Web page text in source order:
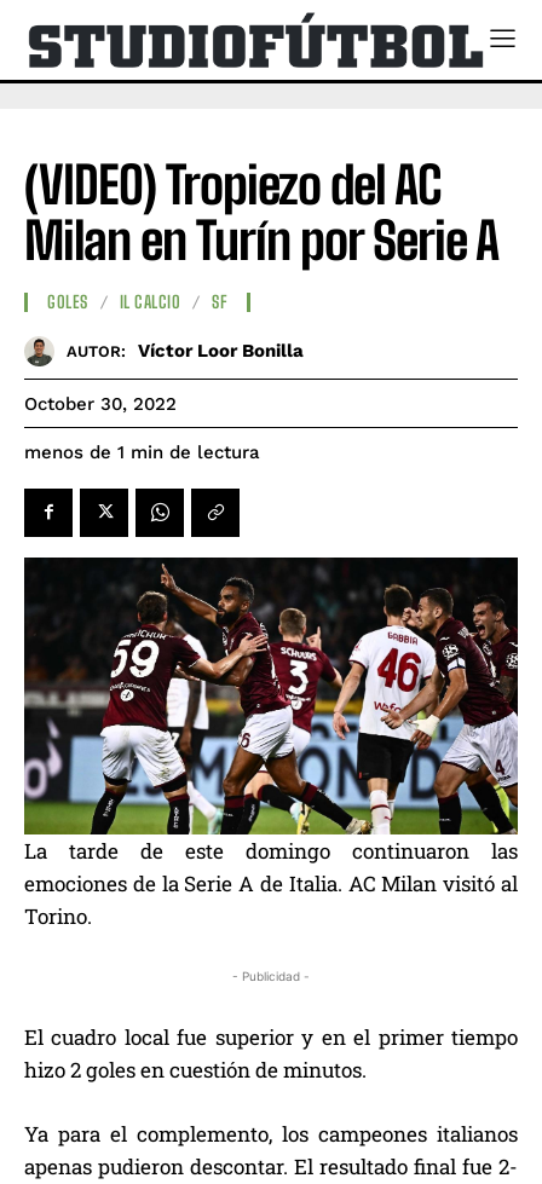
(VIDEO) Tropiezo del AC
Milan en Turín por Serie A
GOLES IL CALCIO SF
AUTOR: Víctor Loor Bonilla
October 30, 2022
menos de 1 min de lectura
La tarde de este domingo continuaron las
emociones de la Serie A de Italia. AC Milan visitó al
Torino.
- Publicidad -
El cuadro local fue superior y en el primer tiempo
hizo 2 goles en cuestión de minutos.
Ya para el complemento, los campeones italianos
apenas pudieron descontar. El resultado final fue 2-